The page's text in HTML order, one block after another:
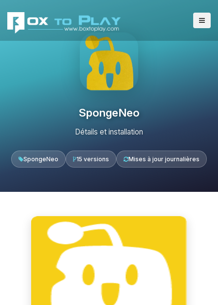
SpongeNeo
Détails et installation
SpongeNeo 15 versions Mises à jour journalières